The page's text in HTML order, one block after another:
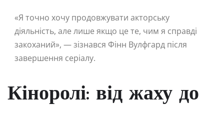
«Я точно хочу продовжувати акторську
діяльність, але лише якщо це те, чим я справді
закоханий», — зізнався Фінн Вулфгард після
завершення серіалу.
Кіноролі: від жаху до